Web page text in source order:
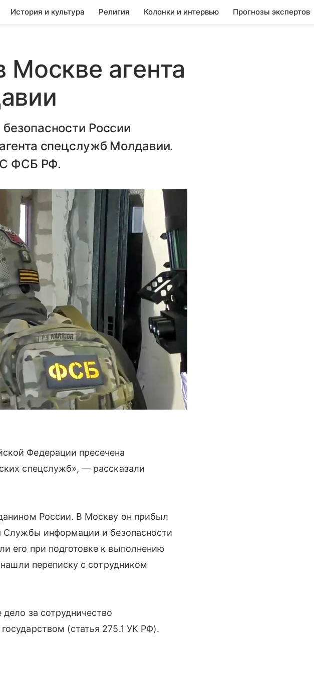
История и культура Религия Колонки и интервью Прогнозы экспертов
агента
России
спецслужб Молдавии.
ФСБ РФ.
Федерации пресечена
спецслужб», — рассказали
России. В Москву он прибыл
Службы информации и безопасности
его при подготовке к выполнению
переписку с сотрудником
за сотрудничество
(статья 275.1 УК РФ).